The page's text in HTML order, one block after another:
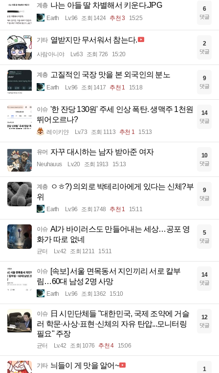
계층 나는 아들 딸 차별해서 키운다.JPG
Earth Lv.96 조회 1424 추천 3 15:25
6
댓글
기타 열받지만 무서워서 참는다.
사람아니야 Lv.63 조회 726 15:20
2
댓글
계층 고질적인 국장 맛을 본 외국인의 분노
Earth Lv.96 조회 1417 추천 1 15:18
9
댓글
이슈 '한 잔당 130원' 주세 인상 폭탄. 생맥주 1천원
뛰어오르나?
레이키얀 Lv.73 조회 1113 추천 1 15:13
14
댓글
유머 자꾸 대시하는 남자 받아준 여자
Neuhauus Lv.20 조회 1913 15:13
10
댓글
계층
ㅇㅎ?) 의외로 박테리아에게 있다는 신체?부
위
Earth Lv.96 조회 1748 추천 1 15:11
9
댓글
이슈 AI가 바이러스도 만들어내는 세상…공포 영
화가 따로 없네
균터 Lv.42 조회 1211 15:11
5
댓글
이슈 [속보] 서울 면목동서 지인끼리 서로 칼부
림…60대 남성 2명 사망
Earth Lv.96 조회 1362 15:10
14
댓글
이슈
日 시민단체들 "대한민국, 국제 조약에 거슬
러 학문·사상·표현·신체의 자유 탄압...모니터링
필요" 주장
균터 Lv.42 조회 1076 추천 4 15:06
12
댓글
기타 늬들이 게 맛을 알어~ 1